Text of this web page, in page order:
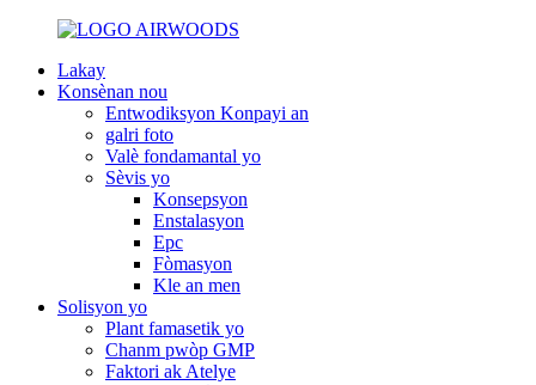
Lakay
Konsènan nou
Entwodiksyon Konpayi an
galri foto
Valè fondamantal yo
Sèvis yo
Konsepsyon
Enstalasyon
Epc
Fòmasyon
Kle an men
Solisyon yo
Plant famasetik yo
Chanm pwòp GMP
Faktori ak Atelye